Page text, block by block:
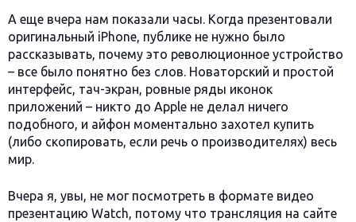
А еще вчера нам показали часы. Когда презентовали
оригинальный iPhone, публике не нужно было
рассказывать, почему это революционное устройство
– все было понятно без слов. Новаторский и простой
интерфейс, тач-экран, ровные ряды иконок
приложений – никто до Apple не делал ничего
подобного, и айфон моментально захотел купить
(либо скопировать, если речь о производителях) весь
мир.
Вчера я, увы, не мог посмотреть в формате видео
презентацию Watch, потому что трансляция на сайте